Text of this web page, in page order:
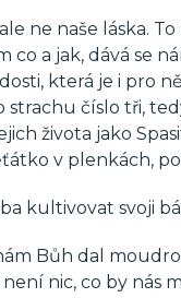
ne naše láska.
co a jak, dává se
která je i pro
číslo tři,
života jako
v plenkách,
kultivovat svoji
Bůh dal
nic, co by nás